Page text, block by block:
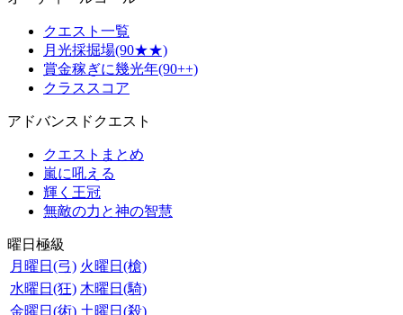
クエスト一覧
月光採掘場(90★★)
賞金稼ぎに幾光年(90++)
クラススコア
アドバンスドクエスト
クエストまとめ
嵐に吼える
輝く王冠
無敵の力と神の智慧
曜日極級
月曜日(弓) 火曜日(槍)
水曜日(狂) 木曜日(騎)
金曜日(術) 土曜日(殺)